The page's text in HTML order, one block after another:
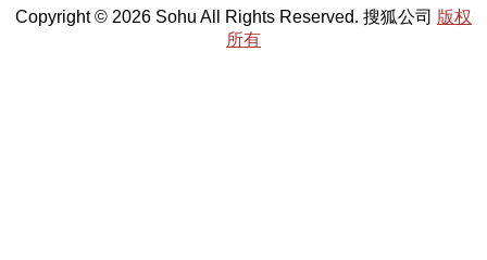
Copyright © 2026 Sohu All Rights Reserved. 搜狐公司 版权
所有